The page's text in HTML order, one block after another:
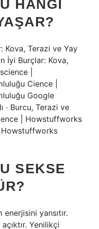
HANGI
Kova, Terazi ve Yay
İyi Burçlar: Kova,
|
Cience |
Google
· Burcu, Terazi ve
| Howstuffworks
Howstuffworks
SEKSE
yansıtır.
Yenilikçi